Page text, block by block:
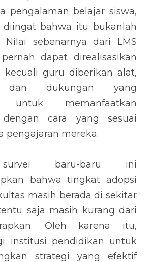
pengalaman belajar siswa,
bahwa itu bukanlah
Nilai sebenarnya dari LMS
dapat direalisasikan
kecuali guru diberikan alat,
dan dukungan yang
untuk memanfaatkan
dengan cara yang sesuai
pengajaran mereka.
baru-baru ini
bahwa tingkat adopsi
masih berada di sekitar
saja masih kurang dari
Oleh karena itu,
institusi pendidikan untuk
strategi yang efektif